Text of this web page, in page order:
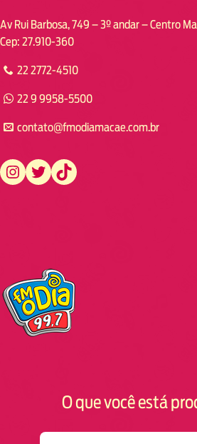
Av Rui Barbosa, 749 – 3º andar – Centro
Cep: 27.910-360
22 2772-4510
22 9 9958-5500
contato@fmodiamacae.com.br
https://www.instagram.com/fmodia.macae/ https://twitter.com/fmodia.macae/ https://www.tiktok.com/@fmodia.macae
O que você está